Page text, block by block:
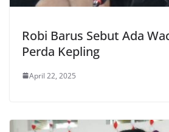
Robi Barus Sebut Ada
Perda Kepling
April 22, 2025